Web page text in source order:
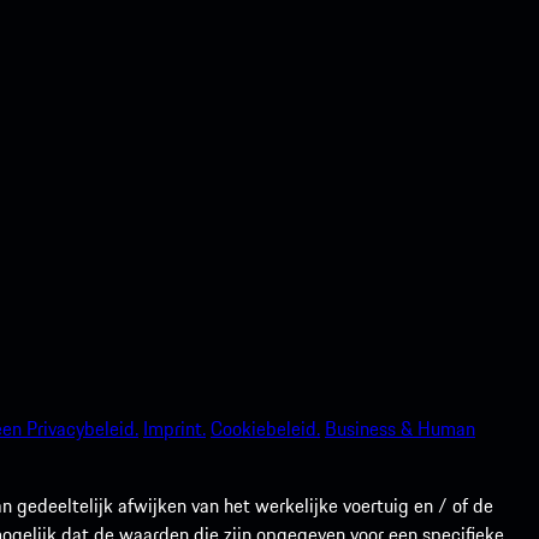
Privacybeleid. Imprint.Cookiebeleid. Business & Human
gedeeltelijk afwijken van het werkelijke voertuig en / of de